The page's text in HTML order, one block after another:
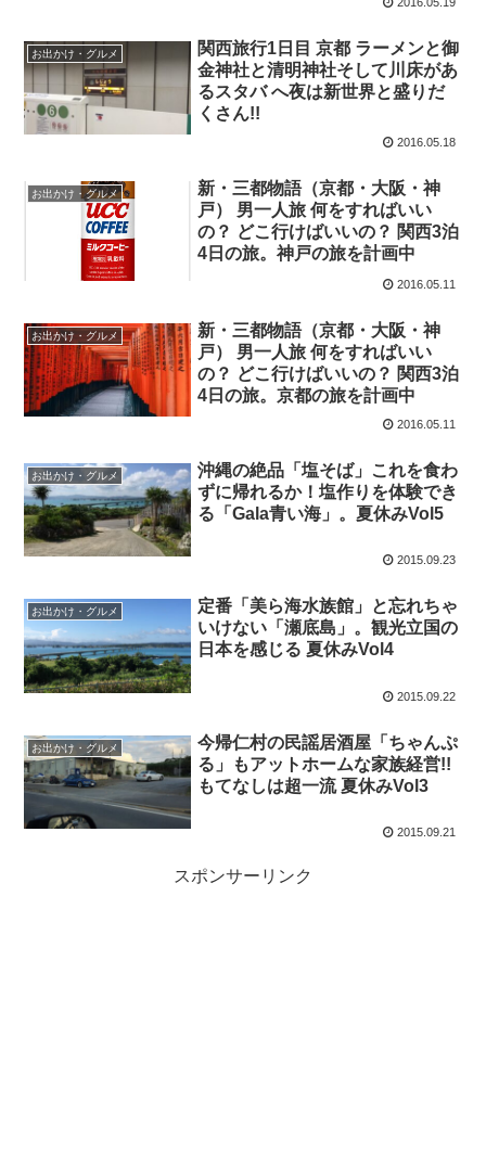
お出かけ・グルメ
関西旅行1日目 京都 ラーメンと御
金神社と清明神社そして川床があ
るスタバ へ夜は新世界と盛りだ
くさん!!
2016.05.18
お出かけ・グルメ
新・三都物語（京都・大阪・神
戸） 男一人旅 何をすればいい
の？ どこ行けばいいの？ 関西3泊
4日の旅。神戸の旅を計画中
2016.05.11
お出かけ・グルメ
新・三都物語（京都・大阪・神
戸） 男一人旅 何をすればいい
の？ どこ行けばいいの？ 関西3泊
4日の旅。京都の旅を計画中
2016.05.11
お出かけ・グルメ
沖縄の絶品「塩そば」これを食わ
ずに帰れるか！塩作りを体験でき
る「Gala青い海」。夏休みVol5
2015.09.23
お出かけ・グルメ
定番「美ら海水族館」と忘れちゃ
いけない「瀬底島」。観光立国の
日本を感じる 夏休みVol4
2015.09.22
お出かけ・グルメ
今帰仁村の民謡居酒屋「ちゃんぷ
る」もアットホームな家族経営!!
もてなしは超一流 夏休みVol3
2015.09.21
スポンサーリンク